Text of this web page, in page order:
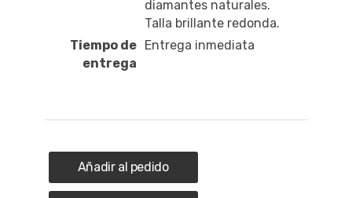
diamantes naturales.
Talla brillante redonda.
Tiempo de
entrega
Entrega inmediata
Añadir al pedido